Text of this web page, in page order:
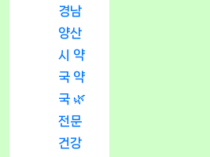
경남
양산
시 약
국 약
국 🌿
전문
건강